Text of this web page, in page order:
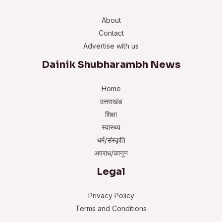
About
Contact
Advertise with us
Dainik Shubharambh News
Home
उत्तराखंड
शिक्षा
स्वास्थ्य
धर्म/संस्कृति
अपराध/कानून
Legal
Privacy Policy
Terms and Conditions